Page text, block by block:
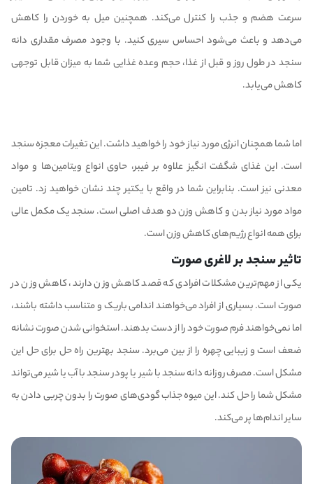
سرعت هضم و جذب را کنترل می‌کند. همچنین میل به خوردن را کاهش
می‌دهد و باعث می‌شود احساس سیری کنید. با وجود مصرف مقداری دانه
سنجد در طول روز و قبل از غذا، حجم وعده غذایی شما به میزان قابل توجهی
کاهش می‌یابد.
اما شما همچنان انرژی مورد نیاز خود را خواهید داشت. این تغیرات معجزه سنجد
است. این غذای شگفت انگیز علاوه بر فیبر، حاوی انواع ویتامین‌ها و مواد
معدنی نیز است. بنابراین شما در واقع با یکتیر چند نشان خواهید زد. تامین
مواد مورد نیاز بدن و کاهش وزن دو هدف اصلی است. سنجد یک مکمل عالی
برای همه انواع رژیم‌های کاهش وزن است.
تاثیر سنجد بر لاغری صورت
یکی از مهم‌ترین مشکلات افرادی که قصد کاهش وزن دارند، کاهش وزن در
صورت است. بسیاری از افراد می‌خواهند اندامی باریک و متناسب داشته باشند،
اما نمی‌خواهند فرم صورت خود را از دست بدهند. استخوانی شدن صورت نشانه
ضعف است و زیبایی چهره را از بین می‌برد. سنجد بهترین راه حل برای حل این
مشکل است. مصرف روزانه دانه سنجد با شیر یا پودر سنجد با آب یا شیر می‌تواند
مشکل شما را حل کند. این میوه جذاب گودی‌های صورت را بدون چربی دادن به
سایر اندام‌ها پر می‌کند.